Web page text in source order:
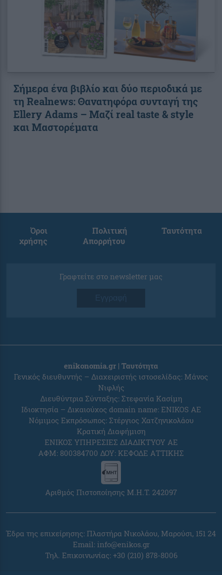
Σήμερα ένα βιβλίο και δύο περιοδικά με
τη Realnews: Θανατηφόρα συνταγή της
Ellery Adams – Μαζί real taste & style
και Μαστορέματα
Όροι
χρήσης
Πολιτική
Απορρήτου
Ταυτότητα
Γραφτείτε στο newsletter μας
Εγγραφή
enikonomia.gr | Ταυτότητα
Γενικός διευθυντής – Διαχειριστής ιστοσελίδας: Μάνος
Νιφλής
Διευθύντρια Σύνταξης: Στεφανία Κασίμη
Ιδιοκτησία – Δικαιούχος domain name: ENIKOS AE
Νόμιμος Εκπρόσωπος: Στέργιος Χατζηνικολάου
Κρατική Διαφήμιση
ΕΝΙΚΟΣ ΥΠΗΡΕΣΙΕΣ ΔΙΑΔΙΚΤΥΟΥ ΑΕ
ΑΦΜ: 800384700 ΔΟΥ: ΚΕΦΟΔΕ ΑΤΤΙΚΗΣ
Αριθμός Πιστοποίησης Μ.Η.Τ. 242097
Έδρα της επιχείρησης: Πλαστήρα Νικολάου, Μαρούσι, 151 24
Email: info@enikos.gr
Τηλ. Επικοινωνίας: +30 (210) 878-8006